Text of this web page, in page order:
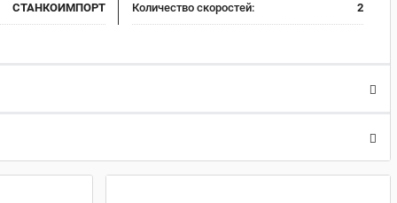
СТАНКОИМПОРТ Количество скоростей: 2